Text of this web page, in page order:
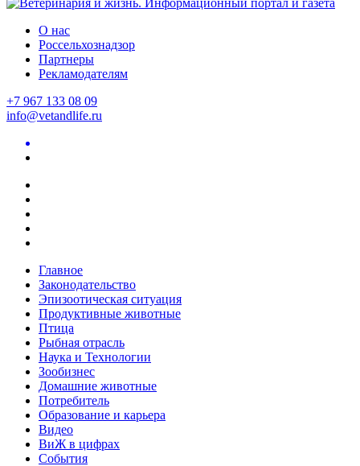
О нас
Россельхознадзор
Партнеры
Рекламодателям
+7 967 133 08 09
info@vetandlife.ru
Главное
Законодательство
Эпизоотическая ситуация
Продуктивные животные
Птица
Рыбная отрасль
Наука и Технологии
Зообизнес
Домашние животные
Потребитель
Образование и карьера
Видео
ВиЖ в цифрах
События